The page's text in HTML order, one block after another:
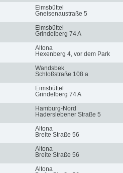
Eimsbüttel
Gneisenaustraße 5
Eimsbüttel
Grindelberg 74 A
Altona
Hexenberg 4, vor dem Park
Wandsbek
Schloßstraße 108 a
Eimsbüttel
Grindelberg 74 A
Hamburg-Nord
Haderslebener Straße 5
Altona
Breite Straße 56
Altona
Breite Straße 56
Altona